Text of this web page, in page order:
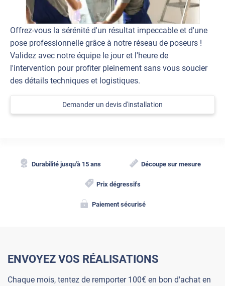
Offrez-vous la sérénité d'un résultat impeccable et d'une
pose professionnelle grâce à notre réseau de poseurs !
Validez avec notre équipe le jour et l'heure de
l'intervention pour profiter pleinement sans vous soucier
des détails techniques et logistiques.
Demander un devis d'installation
Durabilité jusqu'à 15 ans Découpe sur mesure
Prix dégressifs
Paiement sécurisé
ENVOYEZ VOS RÉALISATIONS
Chaque mois, tentez de remporter 100€ en bon d'achat en